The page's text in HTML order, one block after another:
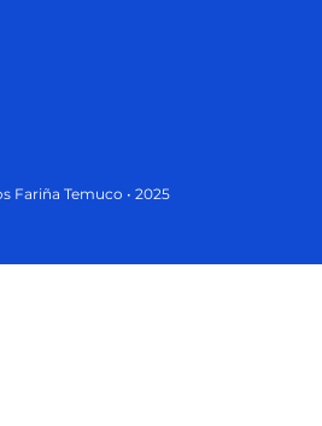
Fariña Temuco • 2025